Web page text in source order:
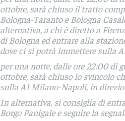
ottobre, sarà chiuso il tratto
Bologna-Taranto e Bologna
alternativa, a chi è diretto a
di Bologna ed entrare alla
dove ci si potrà immettere sulla
per una notte, dalle ore 22:00 di
ottobre, sarà chiuso lo svincolo
sulla A1 Milano-Napoli, in
In alternativa, si consiglia di
Borgo Panigale e seguire la